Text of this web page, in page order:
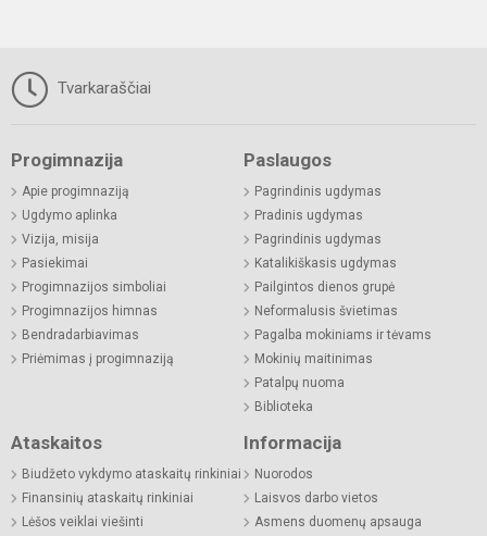
Tvarkaraščiai
Progimnazija
Apie progimnaziją
Ugdymo aplinka
Vizija, misija
Pasiekimai
Progimnazijos simboliai
Progimnazijos himnas
Bendradarbiavimas
Priėmimas į progimnaziją
Paslaugos
Pagrindinis ugdymas
Pradinis ugdymas
Pagrindinis ugdymas
Katalikiškasis ugdymas
Pailgintos dienos grupė
Neformalusis švietimas
Pagalba mokiniams ir tėvams
Mokinių maitinimas
Patalpų nuoma
Biblioteka
Ataskaitos
Biudžeto vykdymo ataskaitų rinkiniai
Finansinių ataskaitų rinkiniai
Lėšos veiklai viešinti
Informacija
Nuorodos
Laisvos darbo vietos
Asmens duomenų apsauga